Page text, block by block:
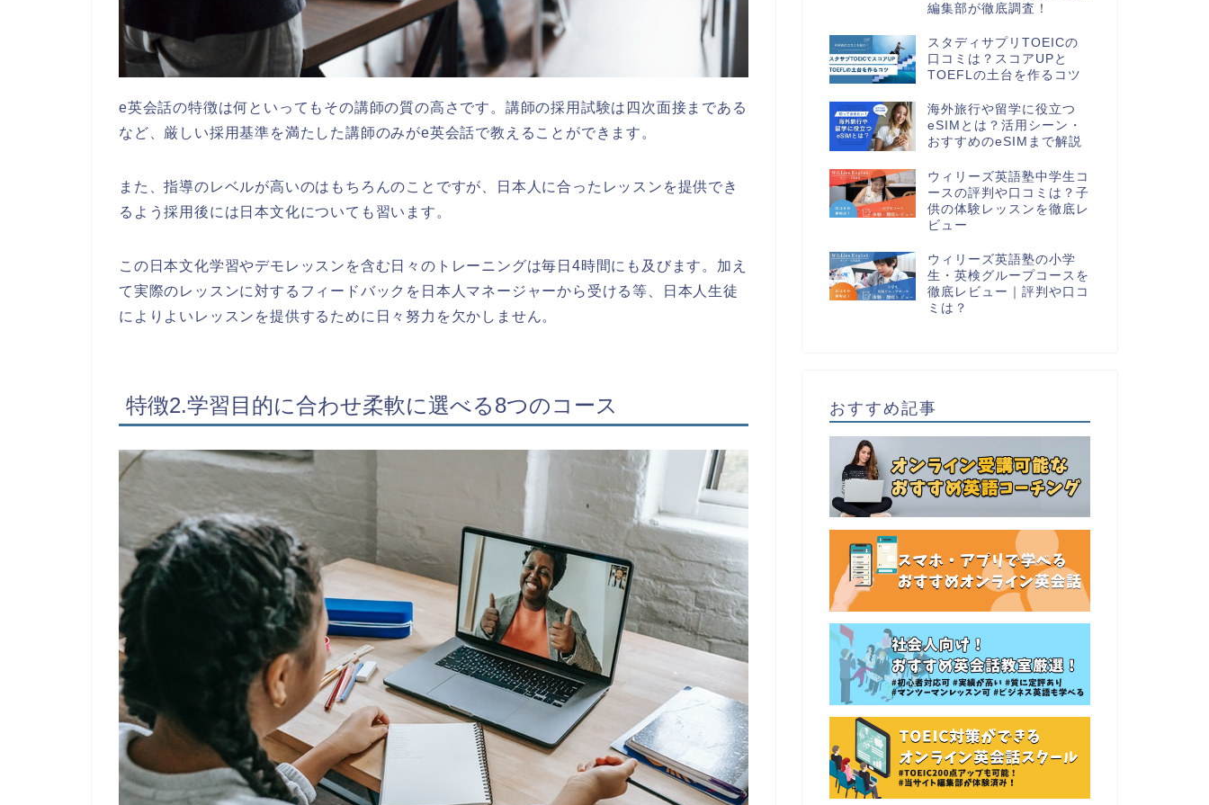
e英会話の特徴は何といってもその講師の質の高さです。講師の採用試験は四次面接まである
など、厳しい採用基準を満たした講師のみがe英会話で教えることができます。
また、指導のレベルが高いのはもちろんのことですが、日本人に合ったレッスンを提供でき
るよう採用後には日本文化についても習います。
この日本文化学習やデモレッスンを含む日々のトレーニングは毎日4時間にも及びます。加え
て実際のレッスンに対するフィードバックを日本人マネージャーから受ける等、日本人生徒
によりよいレッスンを提供するために日々努力を欠かしません。
特徴2.学習目的に合わせ柔軟に選べる8つのコース
編集部が徹底調査！
スタディサプリTOEICの
口コミは？スコアUPと
TOEFLの土台を作るコツ
海外旅行や留学に役立つ
eSIMとは？活用シーン・
おすすめのeSIMまで解説
ウィリーズ英語塾中学生コ
ースの評判や口コミは？子
供の体験レッスンを徹底レ
ビュー
ウィリーズ英語塾の小学
生・英検グループコースを
徹底レビュー｜評判や口コ
ミは？
おすすめ記事